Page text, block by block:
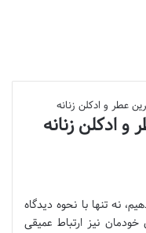
عطر و ادکلن زنانه
و ادکلن زنانه
نه تنها با نحوه دیدگاه
نیز ارتباط عمیقی